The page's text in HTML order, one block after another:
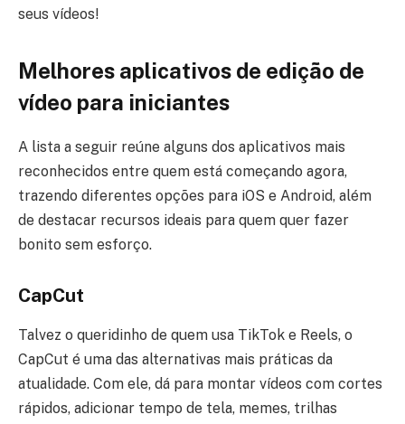
seus vídeos!
Melhores aplicativos de edição de
vídeo para iniciantes
A lista a seguir reúne alguns dos aplicativos mais
reconhecidos entre quem está começando agora,
trazendo diferentes opções para iOS e Android, além
de destacar recursos ideais para quem quer fazer
bonito sem esforço.
CapCut
Talvez o queridinho de quem usa TikTok e Reels, o
CapCut é uma das alternativas mais práticas da
atualidade. Com ele, dá para montar vídeos com cortes
rápidos, adicionar tempo de tela, memes, trilhas